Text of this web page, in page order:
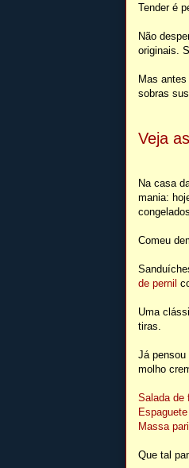
Tender é
Não
originais.
Mas
sobras
Veja
Na casa
mania:
Comeu
de pernil
Uma
tiras.
Já pensou
molho
Salada de
Massa
Que tal